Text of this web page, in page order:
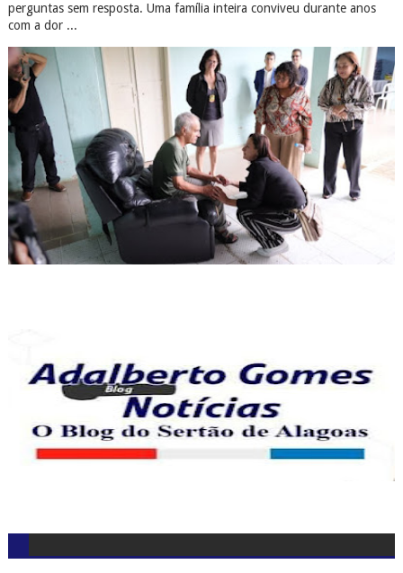
perguntas sem resposta. Uma família inteira conviveu durante anos
com a dor ...